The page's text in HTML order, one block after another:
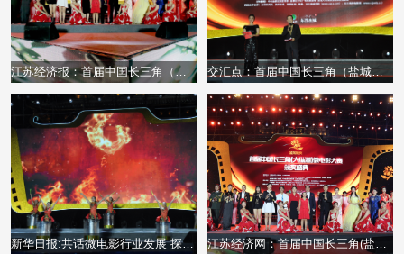
江苏经济报：首届中国长三角（盐城大纵湖）微电影大赛颁奖晚会盛况空前 交汇点：首届中国长三角（盐城大纵湖）微电影大赛颁奖晚会盛况空前
新华日报:共话微电影行业发展 探寻东晋水城自在生活